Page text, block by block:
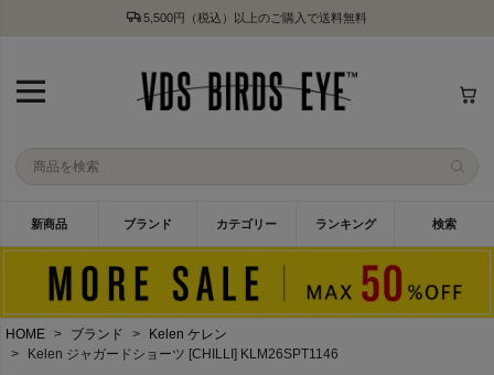
5,500円（税込）以上のご購入で送料無料
新商品 ブランド カテゴリー ランキング 検索
HOME ブランド
Kelen ケレン
Kelen ジャガードショーツ [CHILLI] KLM26SPT1146